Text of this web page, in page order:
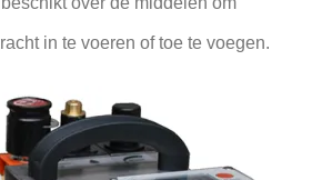
in te voeren of toe te voegen.